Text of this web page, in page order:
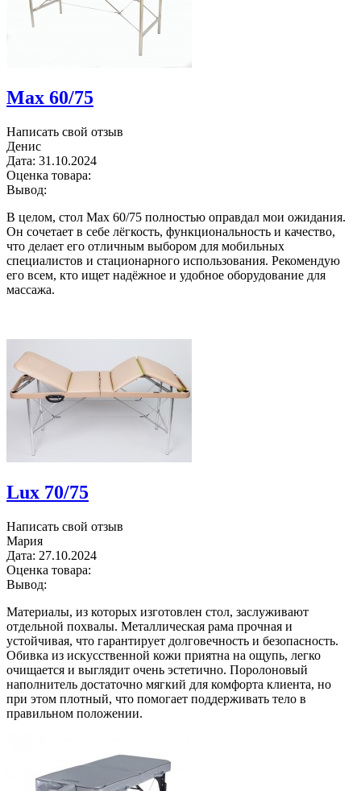
Max 60/75
Написать свой отзыв
Денис
Дата: 31.10.2024
Оценка товара:
Вывод:
В целом, стол Max 60/75 полностью оправдал мои ожидания.
Он сочетает в себе лёгкость, функциональность и качество,
что делает его отличным выбором для мобильных
специалистов и стационарного использования. Рекомендую
его всем, кто ищет надёжное и удобное оборудование для
массажа.
Lux 70/75
Написать свой отзыв
Мария
Дата: 27.10.2024
Оценка товара:
Вывод:
Материалы, из которых изготовлен стол, заслуживают
отдельной похвалы. Металлическая рама прочная и
устойчивая, что гарантирует долговечность и безопасность.
Обивка из искусственной кожи приятна на ощупь, легко
очищается и выглядит очень эстетично. Поролоновый
наполнитель достаточно мягкий для комфорта клиента, но
при этом плотный, что помогает поддерживать тело в
правильном положении.